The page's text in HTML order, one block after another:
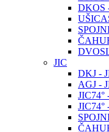
DKOS
JIC
DKJ -
AGJ -